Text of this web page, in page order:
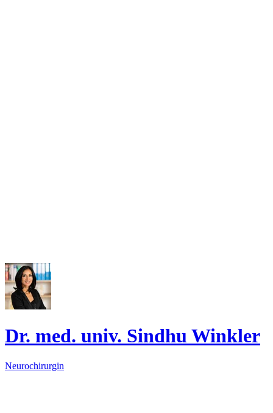
Dr. med. univ. Sindhu Winkler
Neurochirurgin